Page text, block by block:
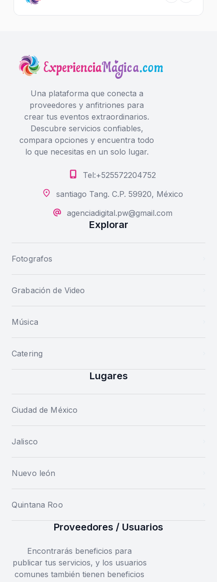
Una plataforma que conecta a
proveedores y anfitriones para
crear tus eventos extraordinarios.
Descubre servicios confiables,
compara opciones y encuentra todo
lo que necesitas en un solo lugar.
Tel:+525572204752
santiago Tang. C.P. 59920, México
agenciadigital.pw@gmail.com
Explorar
Fotografos
Grabación de Video
Música
Catering
Lugares
Ciudad de México
Jalisco
Nuevo león
Quintana Roo
Proveedores / Usuarios
Encontrarás beneficios para
publicar tus servicios, y los usuarios
comunes también tienen beneficios